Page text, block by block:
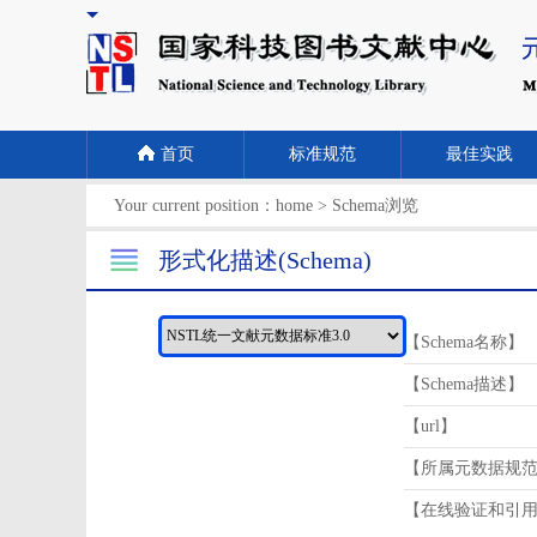
首页 标准规范 最佳实践
Your current position： home > Schema浏览
形式化描述(Schema)
【Schema名称】
【Schema描述】
【url】
【所属元数据规
【在线验证和引